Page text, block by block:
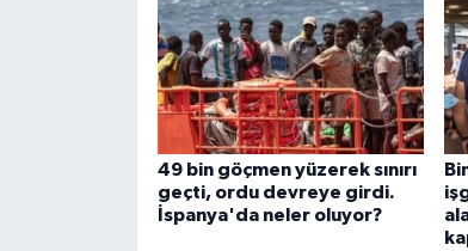
49 bin göçmen yüzerek sınırı
geçti, ordu devreye girdi.
İspanya'da neler oluyor?